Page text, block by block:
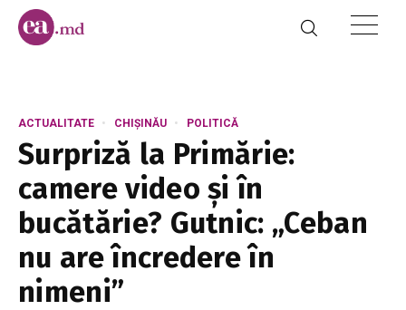
ACTUALITATE CHIȘINĂU POLITICĂ
Surpriză la Primărie:
camere video și în
bucătărie? Gutnic: „Ceban
nu are încredere în
nimeni”